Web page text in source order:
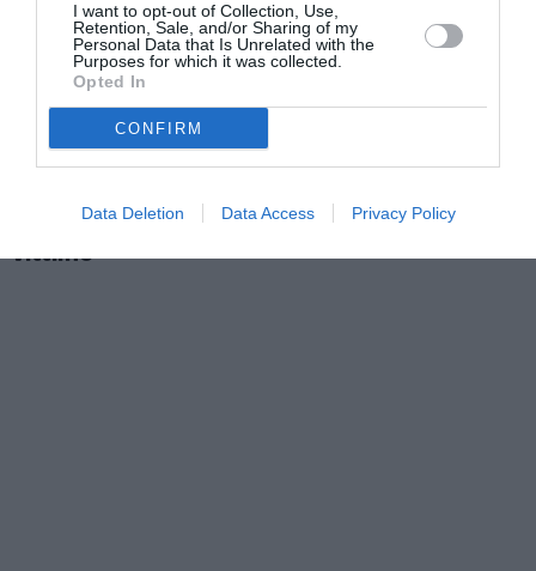
I want to opt-out of Collection, Use,
Retention, Sale, and/or Sharing of my
Personal Data that Is Unrelated with the
Purposes for which it was collected.
Opted In
CONFIRM
Data Deletion Data Access Privacy Policy
ATTUALITÀ
Tratta e grave sfruttamento, 36 milioni per
rafforzare assistenza e integrazione delle
vittime